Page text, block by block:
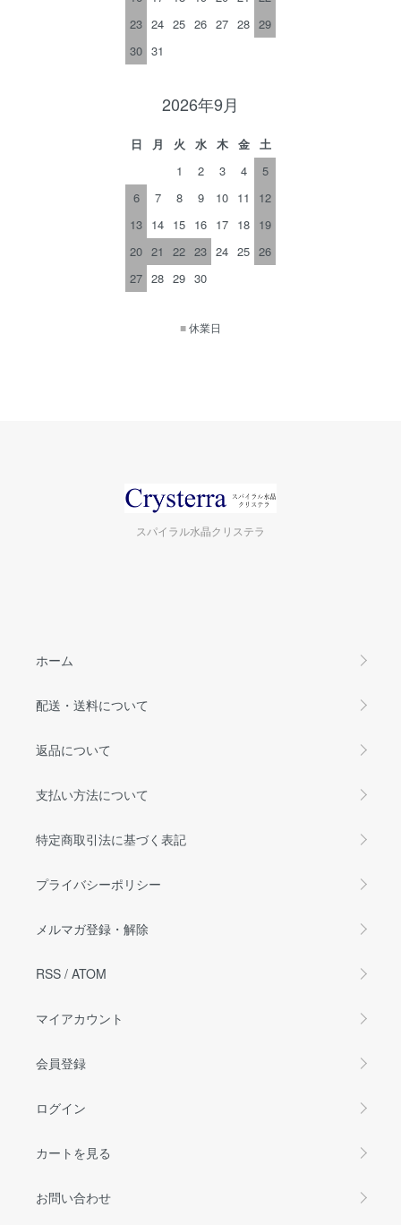
23 24 25 26 27 28 29
30 31
2026年9月
日 月 火 水 木 金
土
1
2 3 4
5
6
7 8 9 10 11
12
13 14 15 16 17 18 19
20 21 22 23 24 25 26
27 28 29 30
■休業日
スパイラル水晶クリステラ
ホーム
配送・送料について
返品について
支払い方法について
特定商取引法に基づく表記
プライバシーポリシー
メルマガ登録・解除
RSS / ATOM
マイアカウント
会員登録
ログイン
カートを見る
お問い合わせ